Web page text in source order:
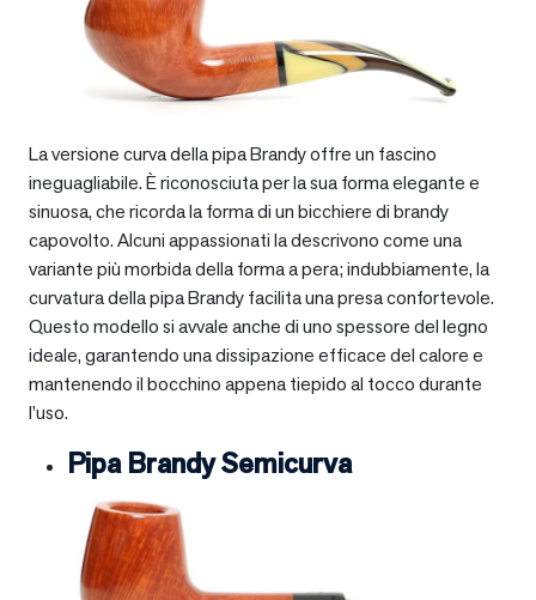
La versione curva della pipa Brandy offre un fascino
ineguagliabile. È riconosciuta per la sua forma elegante e
sinuosa, che ricorda la forma di un bicchiere di brandy
capovolto. Alcuni appassionati la descrivono come una
variante più morbida della forma a pera; indubbiamente, la
curvatura della pipa Brandy facilita una presa confortevole.
Questo modello si avvale anche di uno spessore del legno
ideale, garantendo una dissipazione efficace del calore e
mantenendo il bocchino appena tiepido al tocco durante
l’uso.
Pipa Brandy Semicurva